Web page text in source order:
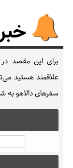
برای این مقصد
علاقمند هستید
سفرهای دالاهو به